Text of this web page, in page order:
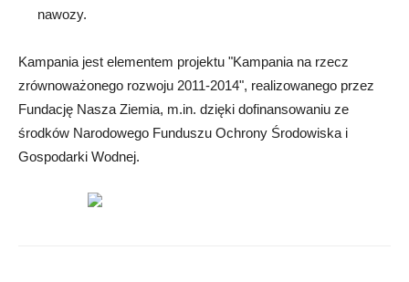
nawozy.
Kampania jest elementem projektu "Kampania na rzecz
zrównoważonego rozwoju 2011-2014", realizowanego przez
Fundację Nasza Ziemia, m.in. dzięki dofinansowaniu ze
środków Narodowego Funduszu Ochrony Środowiska i
Gospodarki Wodnej.